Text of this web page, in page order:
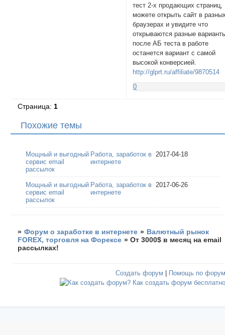
тест 2-х продающих страниц,
можете открыть сайт в
браузерах и увидите что
открываются разные
после АБ теста в работе
останется вариант с самой
высокой конверсией.
http://glprt.ru/affiliate/9870514
0
Страница: 1
Похожие темы
Мощный и выгодный
сервис email
рассылок
Работа, заработок в
интернете
2017-04-18
Мощный и выгодный
сервис email
рассылок
Работа, заработок в
интернете
2017-06-26
» Форум о заработке в интернете » Валютный рынок
FOREX, торговля на Форексе »От 3000$ в месяц на email
рассылках!
Создать форум Помощь по